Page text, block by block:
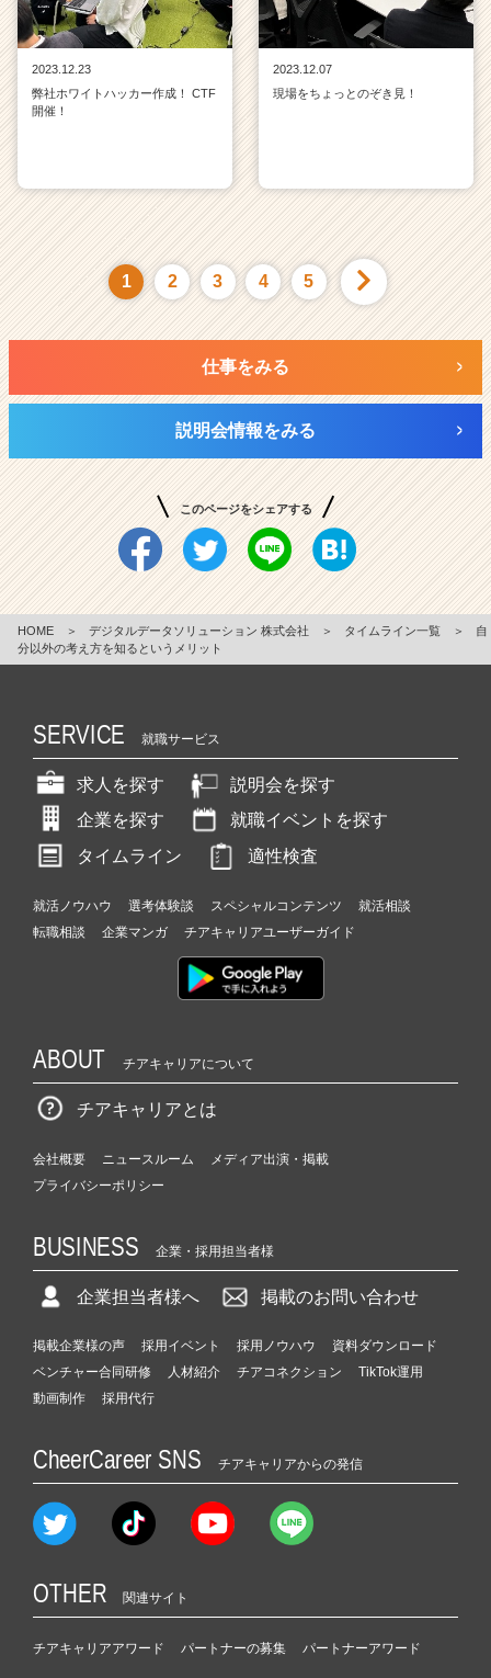
2023.12.23
弊社ホワイトハッカー作成！ CTF
開催！
2023.12.07
現場をちょっとのぞき見！
1 2 3 4 5
仕事をみる
説明会情報をみる
このページをシェアする
HOME ＞ デジタルデータソリューション 株式会社 ＞ タイムライン一覧 ＞
自
分以外の考え方を知るというメリット
SERVICE 就職サービス
求人を探す
説明会を探す
企業を探す
就職イベントを探す
タイムライン
適性検査
就活ノウハウ 選考体験談 スペシャルコンテンツ
就活相談
転職相談
企業マンガ チアキャリアユーザーガイド
ABOUT チアキャリアについて
チアキャリアとは
会社概要 ニュースルーム
メディア出演・掲載
プライバシーポリシー
BUSINESS 企業・採用担当者様
企業担当者様へ 掲載のお問い合わせ
掲載企業様の声 採用イベント 採用ノウハウ
資料ダウンロード
ベンチャー合同研修
人材紹介 チアコネクション
TikTok運用
動画制作
採用代行
CheerCareer SNS チアキャリアからの発信
OTHER 関連サイト
チアキャリアアワード パートナーの募集 パートナーアワード